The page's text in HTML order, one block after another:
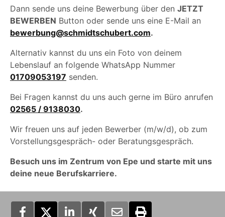
Dann sende uns deine Bewerbung über den JETZT
BEWERBEN Button oder sende uns eine E-Mail an
bewerbung@schmidtschubert.com.
Alternativ kannst du uns ein Foto von deinem
Lebenslauf an folgende WhatsApp Nummer
01709053197 senden.
Bei Fragen kannst du uns auch gerne im Büro anrufen
02565 / 9138030.
Wir freuen uns auf jeden Bewerber (m/w/d), ob zum
Vorstellungsgespräch- oder Beratungsgespräch.
Besuch uns im Zentrum von Epe und starte mit uns
deine neue Berufskarriere.